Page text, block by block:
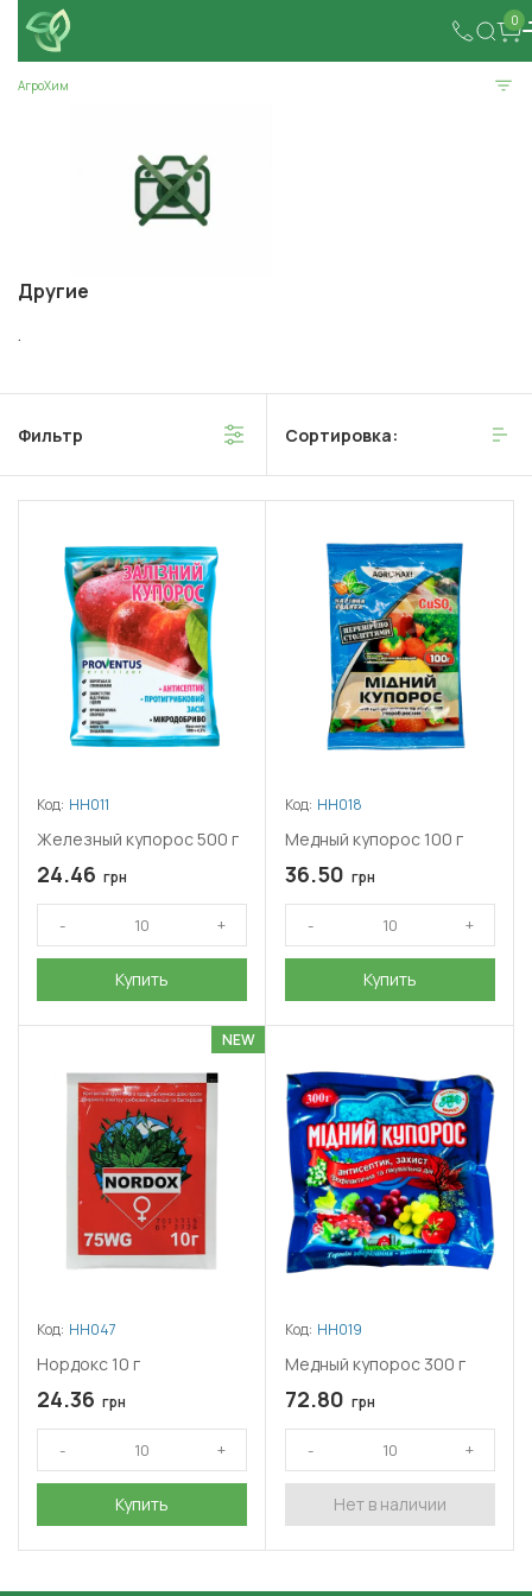
0
АгроХим
Другие
.
Фильтр Сортировка:
Код: НН011
Железный купорос 500 г
24.46 грн
Купить
Код: НН018
Медный купорос 100 г
36.50 грн
Купить
NEW
Код: НН047
Нордокс 10 г
24.36 грн
Купить
Код: НН019
Медный купорос 300 г
72.80 грн
Нет в наличии